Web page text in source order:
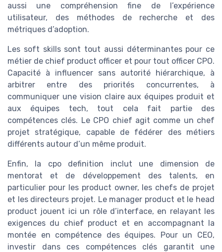
aussi une compréhension fine de l’expérience
utilisateur, des méthodes de recherche et des
métriques d’adoption.
Les soft skills sont tout aussi déterminantes pour ce
métier de chief product officer et pour tout officer CPO.
Capacité à influencer sans autorité hiérarchique, à
arbitrer entre des priorités concurrentes, à
communiquer une vision claire aux équipes produit et
aux équipes tech, tout cela fait partie des
compétences clés. Le CPO chief agit comme un chef
projet stratégique, capable de fédérer des métiers
différents autour d’un même produit.
Enfin, la cpo definition inclut une dimension de
mentorat et de développement des talents, en
particulier pour les product owner, les chefs de projet
et les directeurs projet. Le manager product et le head
product jouent ici un rôle d’interface, en relayant les
exigences du chief product et en accompagnant la
montée en compétence des équipes. Pour un CEO,
investir dans ces compétences clés garantit une